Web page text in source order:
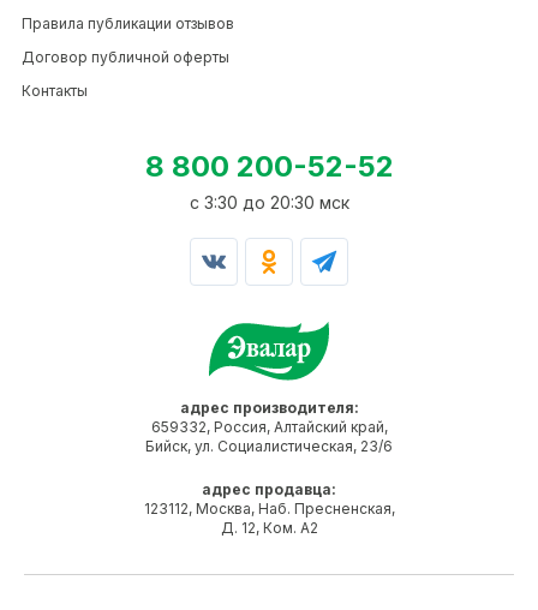
адрес производителя:
659332, Россия, Алтайский край,
Бийск, ул. Социалистическая, 23/6
адрес продавца:
123112, Москва, Наб. Пресненская,
Д. 12, Ком. А2
Правила публикации отзывов
Договор публичной оферты
Контакты
8 800 200-52-52
c 3:30 до 20:30 мск